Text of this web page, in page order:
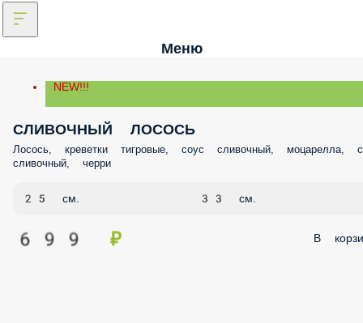
Меню
NEW!!!
СЛИВОЧНЫЙ ЛОСОСЬ
Лосось, креветки тигровые, соус сливочный, моцарелла,
сливочный, черри
25 см. 33 см.
699 ₽ В